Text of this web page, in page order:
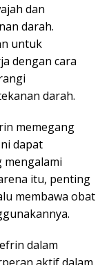
dan
darah.
untuk
dengan cara
darah.
memegang
dapat
mengalami
itu, penting
membawa obat
dalam